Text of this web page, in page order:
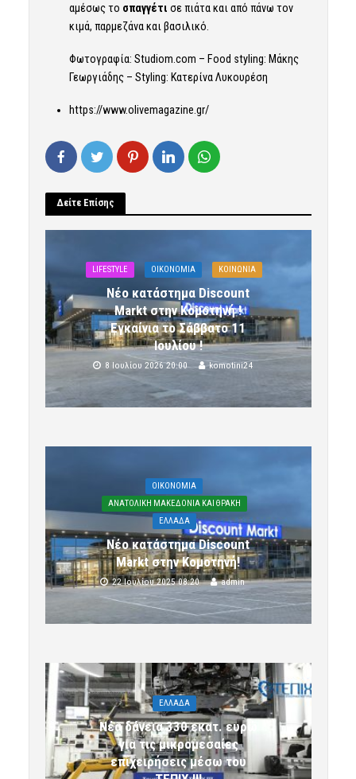
αμέσως το σπαγγέτι σε πιάτα και από πάνω τον
κιμά, παρμεζάνα και βασιλικό.
Φωτογραφία: Studiom.com – Food styling: Μάκης
Γεωργιάδης – Styling: Κατερίνα Λυκουρέση
https://www.olivemagazine.gr/
Δείτε Επίσης
LIFESTYLE OIKONOMIA ΚΟΙΝΩΝΙΑ
Νέο κατάστημα Discount
Markt στην Κομοτηνή !
Εγκαίνια το Σάββατο 11
Ιουλίου !
8 Ιουλίου 2026 20:00 komotini24
OIKONOMIA
ΑΝΑΤΟΛΙΚΗ ΜΑΚΕΔΟΝΙΑ ΚΑΙ ΘΡΑΚΗ
ΕΛΛΑΔΑ
Νέο κατάστημα Discount
Markt στην Κομοτηνή!
22 Ιουλίου 2025 08:20 admin
ΕΛΛΑΔΑ
Νέα δάνεια 330 εκατ. ευρώ
για τις μικρομεσαίες
επιχειρήσεις μέσω του